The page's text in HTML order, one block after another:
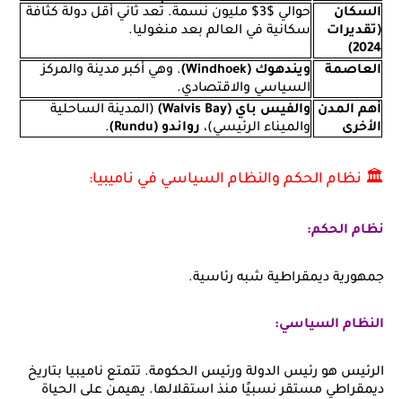
السكان
(تقديرات
2024)
حوالي $3$
مليون نسمة. تُعد ثاني أقل دولة كثافة
سكانية في العالم بعد منغوليا.
العاصمة ويندهوك (Windhoek)
. وهي أكبر مدينة والمركز
السياسي والاقتصادي.
أهم المدن
الأخرى
والفيس باي (Walvis Bay)
(المدينة الساحلية
والميناء الرئيسي)، رواندو (Rundu) .
🏛️ نظام الحكم والنظام السياسي في ناميبيا:
نظام الحكم:
جمهورية ديمقراطية شبه رئاسية.
النظام السياسي:
الرئيس هو رئيس الدولة ورئيس الحكومة. تتمتع ناميبيا بتاريخ
ديمقراطي مستقر نسبيًا منذ استقلالها. يهيمن على الحياة